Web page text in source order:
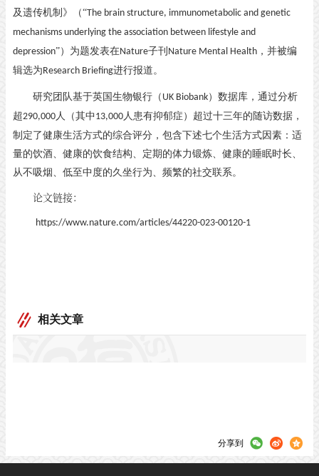
及遗传机制》（“The brain structure, immunometabolic and genetic
mechanisms underlying the association between lifestyle and
depression”）为题发表在Nature子刊 Nature Mental Health ，并被编
辑选为Research Briefing进行报道。
研究团队基于英国生物银行（ UK Biobank）数据库，通过分析
超290,000人（其中 13,000人患有抑郁症）超过十三年的随访数据，
制定了健康生活方式的综合评分，包含下述七个生活方式因素：适
量的饮酒、健康的饮食结构、定期的体力锻炼、健康的睡眠时长、
从不吸烟、低至中度的久坐行为、频繁的社交联系。
论文链接：
https://www.nature.com/articles/44220-023-00120-1
相关文章
分享到